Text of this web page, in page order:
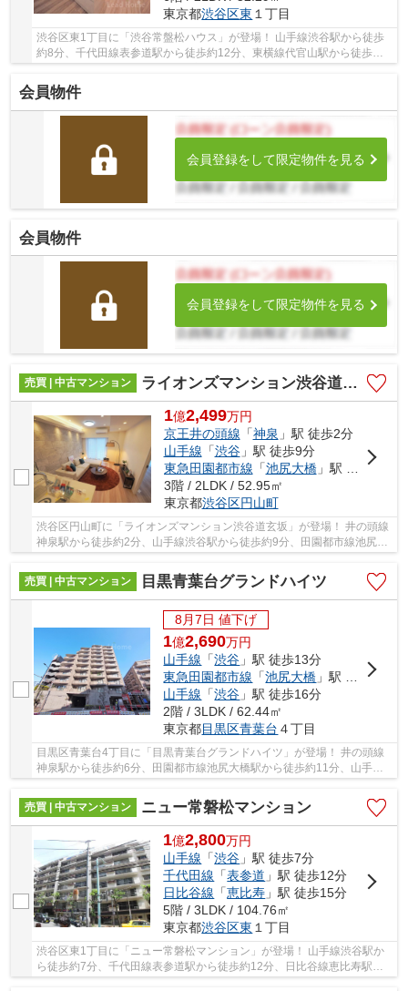
東京都渋谷区東 １丁目
渋谷区東1丁目に「渋谷常盤松ハウス」が登場！ 山手線渋谷駅から徒歩
約8分、千代田線表参道駅から徒歩約12分、東横線代官山駅から徒歩約
16分。 10路線3駅利用可能な大変便利な立地に位...
会員物件
会員登録をして限定物件を見る
会員物件
会員登録をして限定物件を見る
売買 | 中古マンション ライオンズマンション渋谷道玄坂
1億2,499万円
京王井の頭線 「神泉 」駅 徒歩2分
山手線 「渋谷」駅 徒歩9分
東急田園都市線 「池尻大橋」駅 徒歩14分
3階 / 2LDK / 52.95㎡
東京都渋谷区円山町
渋谷区円山町に「ライオンズマンション渋谷道玄坂」が登場！ 井の頭線
神泉駅から徒歩約2分、山手線渋谷駅から徒歩約9分、田園都市線池尻大
売買 | 中古マンション
目黒青葉台グランドハイツ
8月7日 値下げ
1億2,690万円
山手線 「渋谷 」駅 徒歩13分
東急田園都市線 「池尻大橋 」駅 徒歩11分
山手線 「渋谷 」駅 徒歩16分
2階 / 3LDK / 62.44㎡
東京都目黒区青葉台 ４丁目
目黒区青葉台4丁目に「目黒青葉台グランドハイツ」が登場！ 井の頭線
神泉駅から徒歩約6分、田園都市線池尻大橋駅から徒歩約11分、山手線
売買 | 中古マンション
ニュー常磐松マンション
1億2,800万円
山手線 「渋谷 」駅 徒歩7分
千代田線 「表参道 」駅 徒歩12分
日比谷線 「恵比寿 」駅 徒歩15分
5階 / 3LDK / 104.76㎡
東京都渋谷区東 １丁目
渋谷区東1丁目に「ニュー常磐松マンション」が登場！ 山手線渋谷駅か
ら徒歩約7分、千代田線表参道駅から徒歩約12分、日比谷線恵比寿駅か